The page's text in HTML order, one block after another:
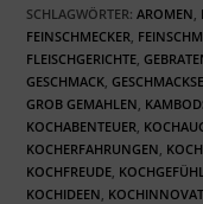
SCHLAGWÖRTER:AROMEN,
FEINSCHMECKER,
FLEISCHGERICHTE,
GESCHMACK,
GROB GEMAHLEN,
KOCHABENTEUER,
KOCHERFAHRUNGEN,
KOCHFREUDE,
KOCHIDEEN,